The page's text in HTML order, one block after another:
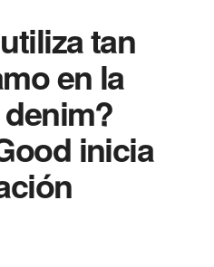
tan
en la
inicia